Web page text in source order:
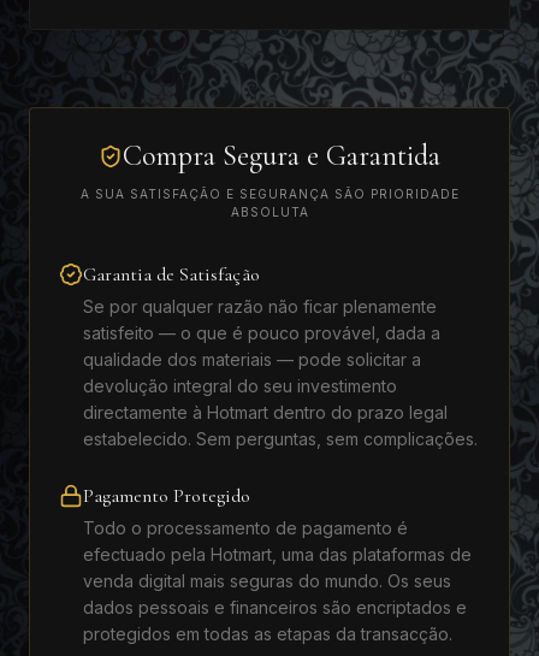
Compra Segura e Garantida
A SUA SATISFAÇÃO E SEGURANÇA SÃO PRIORIDADE
ABSOLUTA
Garantia de Satisfação
Se por qualquer razão não ficar plenamente
satisfeito — o que é pouco provável, dada a
qualidade dos materiais — pode solicitar a
devolução integral do seu investimento
directamente à Hotmart dentro do prazo legal
estabelecido. Sem perguntas, sem complicações.
Pagamento Protegido
Todo o processamento de pagamento é
efectuado pela Hotmart, uma das plataformas de
venda digital mais seguras do mundo. Os seus
dados pessoais e financeiros são encriptados e
protegidos em todas as etapas da transacção.